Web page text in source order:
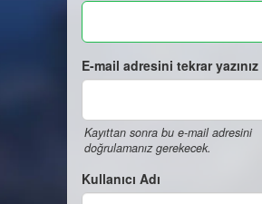
E-mail adresini tekrar yazınız
Kayıttan sonra bu e-mail adresini
doğrulamanız gerekecek.
Kullanıcı Adı